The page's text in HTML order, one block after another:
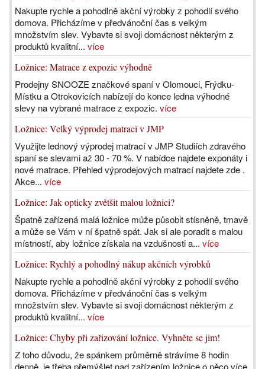
Nakupte rychle a pohodlně akční výrobky z pohodlí svého
domova. Přicházíme v předvánoční čas s velkým
množstvím slev. Vybavte si svoji domácnost některým z
produktů kvalitní... více
Ložnice: Matrace z expozic výhodně
Prodejny SNOOZE značkové spaní v Olomouci, Frýdku-
Místku a Otrokovicích nabízejí do konce ledna výhodné
slevy na vybrané matrace z expozic. více
Ložnice: Velký výprodej matrací v JMP
Využijte lednový výprodej matrací v JMP Studiích zdravého
spaní se slevami až 30 - 70 %. V nabídce najdete exponáty i
nové matrace. Přehled výprodejových matrací najdete zde .
Akce... více
Ložnice: Jak opticky zvětšit malou ložnici?
Špatně zařízená malá ložnice může působit stísněně, tmavě
a může se Vám v ní špatně spát. Jak si ale poradit s malou
místností, aby ložnice získala na vzdušnosti a... více
Ložnice: Rychlý a pohodlný nákup akčních výrobků
Nakupte rychle a pohodlně akční výrobky z pohodlí svého
domova. Přicházíme v předvánoční čas s velkým
množstvím slev. Vybavte si svoji domácnost některým z
produktů kvalitní... více
Ložnice: Chyby při zařizování ložnice. Vyhněte se jim!
Z toho důvodu, že spánkem průměrně strávíme 8 hodin
denně, je třeba přemýšlet nad zařízením ložnice o něco více.